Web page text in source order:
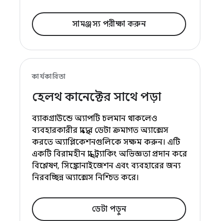
সামঞ্জস্য পরীক্ষা করুন
কার্যকারিতা
হেলথ কানেক্টের সাথে পড়া
ব্যাকগ্রাউন্ডে অ্যাপটি চলমান থাকলেও
ব্যবহারকারীর স্বাস্থ্যের ডেটা ক্রমাগত অ্যাক্সেস
করতে অ্যাপ্লিকেশনগুলিকে সক্ষম করুন। এটি
একটি বিরামহীন স্বাস্থ্য ট্র্যাকিং অভিজ্ঞতা প্রদান করে
বিশ্লেষণ, সিঙ্ক্রোনাইজেশন এবং ব্যবহারের জন্য
নিরবচ্ছিন্ন অ্যাক্সেস নিশ্চিত করে।
ডেটা পড়ুন